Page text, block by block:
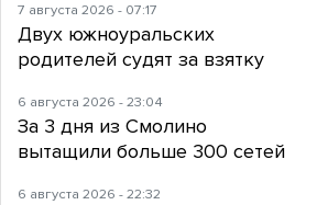
7 августа 2026 - 07:17
Двух южноуральских
родителей судят за взятку
6 августа 2026 - 23:04
За 3 дня из Смолино
вытащили больше 300 сетей
6 августа 2026 - 22:32